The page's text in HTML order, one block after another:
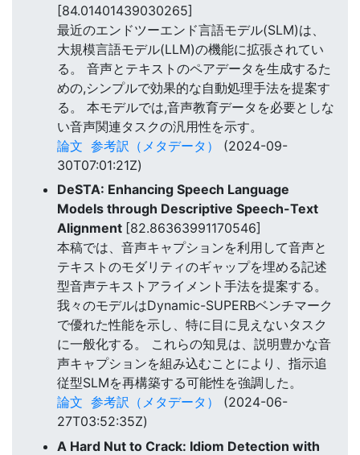
[84.01401439030265]
最近のエンドツーエンド言語モデル(SLM)は、
大規模言語モデル(LLM)の機能に拡張されてい
る。 音声とテキストのペアデータを生成するた
めの,シンプルで効果的な自動処理手法を提案す
る。 本モデルでは,音声教育データを必要としな
い音声関連タスクの汎用性を示す。
論文 参考訳（メタデータ）
(2024-09-
30T07:01:21Z)
DeSTA: Enhancing Speech Language
Models through Descriptive Speech-Text
Alignment [82.86363991170546]
本稿では、音声キャプションを利用して音声と
テキストのモダリティのギャップを埋める記述
型音声テキストアライメント手法を提案する。
我々のモデルはDynamic-SUPERBベンチマーク
で優れた性能を示し、特に目に見えないタスク
に一般化する。 これらの知見は、説明豊かな音
声キャプションを組み込むことにより、指示追
従型SLMを再構築する可能性を強調した。
論文 参考訳（メタデータ）
(2024-06-
27T03:52:35Z)
A Hard Nut to Crack: Idiom Detection with